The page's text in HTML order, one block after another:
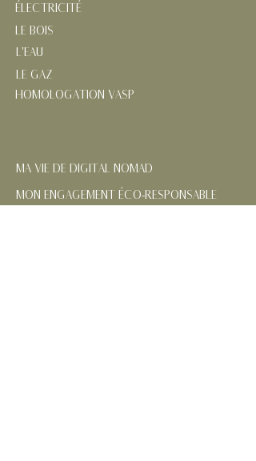
ÉLECTRICITÉ
LE BOIS
L'EAU
LE GAZ
HOMOLOGATION VASP
MA VIE DE DIGITAL NOMAD
MON ENGAGEMENT ÉCO-RESPONSABLE